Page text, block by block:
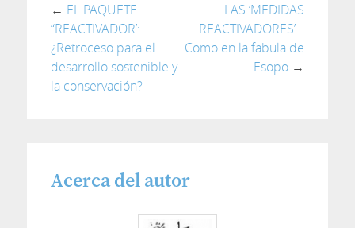
← EL PAQUETE
“REACTIVADOR’:
¿Retroceso para el
desarrollo sostenible y
la conservación?
LAS ‘MEDIDAS
REACTIVADORES’…
Como en la fabula de
Esopo →
Acerca del autor